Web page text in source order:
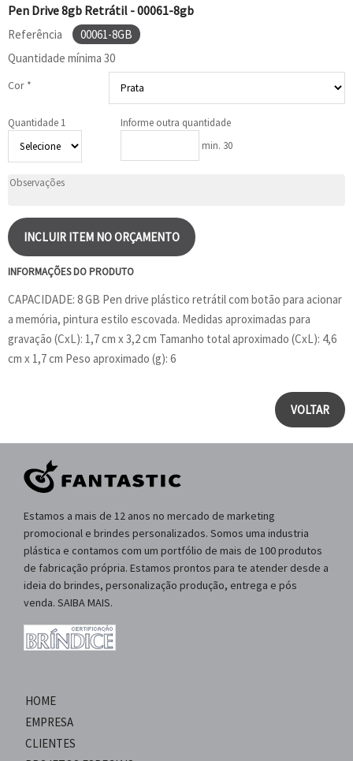
Pen Drive 8gb Retrátil - 00061-8gb
Referência
00061-8GB
Quantidade mínima 30
Cor *
Quantidade 1
Informe outra quantidade
min. 30
INCLUIR ITEM NO ORÇAMENTO
INFORMAÇÕES DO PRODUTO
CAPACIDADE: 8 GB Pen drive plástico retrátil com botão para acionar
a memória, pintura estilo escovada. Medidas aproximadas para
gravação (CxL): 1,7 cm x 3,2 cm Tamanho total aproximado (CxL): 4,6
cm x 1,7 cm Peso aproximado (g): 6
VOLTAR
Estamos a mais de 12 anos no mercado de marketing
promocional e brindes personalizados. Somos uma industria
plástica e contamos com um portfólio de mais de 100 produtos
de fabricação própria. Estamos prontos para te atender desde a
ideia do brindes, personalização produção, entrega e pós
venda. SAIBA MAIS.
HOME
EMPRESA
CLIENTES